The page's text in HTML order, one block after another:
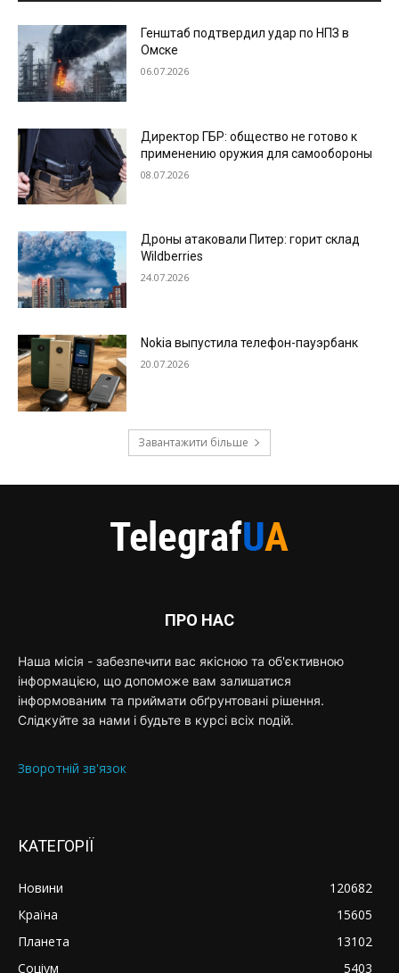
Генштаб подтвердил удар по НПЗ в
Омске
06.07.2026
Директор ГБР: общество не готово к
применению оружия для самообороны
08.07.2026
Дроны атаковали Питер: горит склад
Wildberries
24.07.2026
Nokia выпустила телефон-пауэрбанк
20.07.2026
Завантажити більше
ПРО НАС
Наша місія - забезпечити вас якісною та об'єктивною
інформацією, що допоможе вам залишатися
інформованим та приймати обґрунтовані рішення.
Слідкуйте за нами і будьте в курсі всіх подій.
Зворотній зв'язок
КАТЕГОРІЇ
Новини
120682
Країна
15605
Планета
13102
Соціум
5403